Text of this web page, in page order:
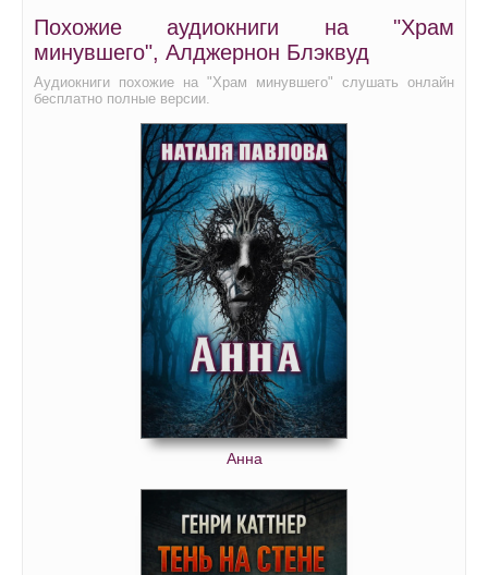
Похожие аудиокниги на "Храм
минувшего", Алджернон Блэквуд
Аудиокниги похожие на "Храм минувшего" слушать онлайн
бесплатно полные версии.
Анна